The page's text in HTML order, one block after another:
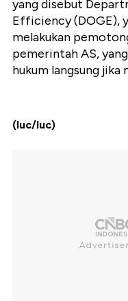
yang disebut
Efficiency (DOGE),
melakukan
pemerintah AS,
hukum langsung jika
(luc/luc)